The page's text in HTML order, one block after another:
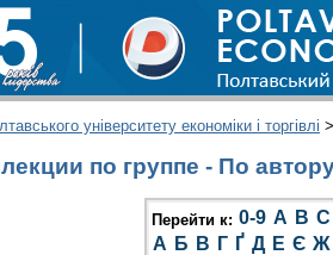
університету економіки і торгівлі >
по группе - По
Перейти к: 0-9 A B C
А Б В Г Ґ Д Е Є Ж